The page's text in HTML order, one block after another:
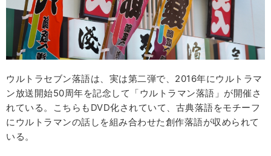
ウルトラセブン落語は、実は第二弾で、2016年にウルトラマ
ン放送開始50周年を記念して「ウルトラマン落語」が開催さ
れている。こちらもDVD化されていて、古典落語をモチーフ
にウルトラマンの話しを組み合わせた創作落語が収められて
いる。